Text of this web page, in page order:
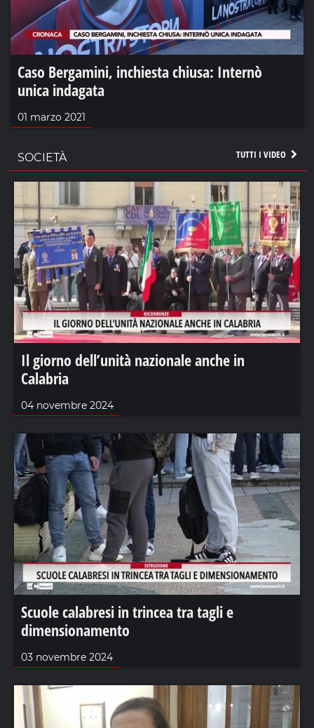
Caso Bergamini, inchiesta chiusa: Internò
unica indagata
01 marzo 2021
TUTTI I VIDEO
SOCIETÀ
Il giorno dell’unità nazionale anche in
Calabria
04 novembre 2024
Scuole calabresi in trincea tra tagli e
dimensionamento
03 novembre 2024